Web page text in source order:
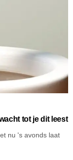
tot je dit leest
nu 's avonds laat